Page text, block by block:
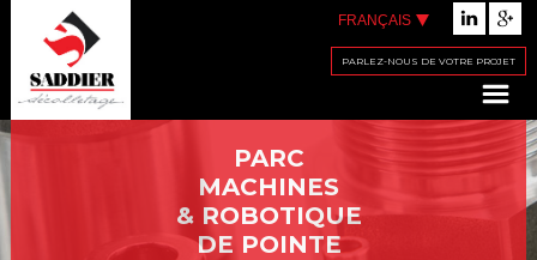
FRANÇAIS
PARLEZ-NOUS DE VOTRE PROJET
PARC
MACHINES
& ROBOTIQUE
DE POINTE